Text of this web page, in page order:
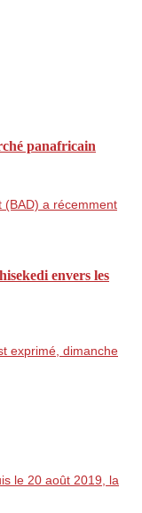
panafricain
(BAD) a récemment
envers les
exprimé, dimanche
le 20 août 2019, la